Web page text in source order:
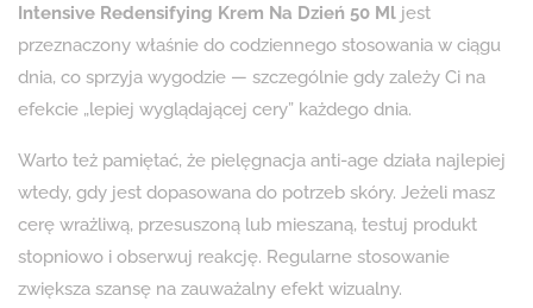
Intensive Redensifying Krem Na Dzień 50 Ml jest
przeznaczony właśnie do codziennego stosowania w ciągu
dnia, co sprzyja wygodzie — szczególnie gdy zależy Ci na
efekcie „lepiej wyglądającej cery” każdego dnia.
Warto też pamiętać, że pielęgnacja anti-age działa najlepiej
wtedy, gdy jest dopasowana do potrzeb skóry. Jeżeli masz
cerę wrażliwą, przesuszoną lub mieszaną, testuj produkt
stopniowo i obserwuj reakcję. Regularne stosowanie
zwiększa szansę na zauważalny efekt wizualny.